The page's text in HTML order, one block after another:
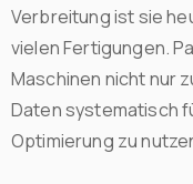
Verbreitung ist sie
vielen Fertigungen.
Maschinen nicht nur
Daten systematisch
Optimierung zu